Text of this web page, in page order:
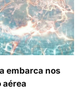
embarca nos
aérea